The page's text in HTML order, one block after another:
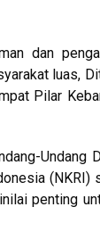
dan
luas,
Pilar
Undang
(NKRI)
penting